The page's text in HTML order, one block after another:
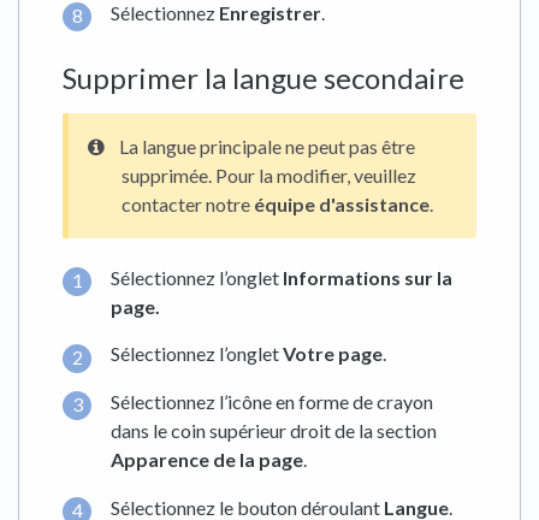
Sélectionnez Enregistrer.
Supprimer la langue secondaire
La langue principale ne peut pas être
supprimée. Pour la modifier, veuillez
contacter notre équipe d'assistance.
Sélectionnez l’onglet Informations sur la
page.
Sélectionnez l’ongletVotre page.
Sélectionnez l’icône en forme de crayon
dans le coin supérieur droit de la section
Apparence de la page.
Sélectionnez le bouton déroulant Langue